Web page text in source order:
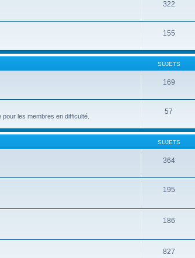
322
155
SUJETS
169
les membres en difficulté.
57
SUJETS
364
195
186
827